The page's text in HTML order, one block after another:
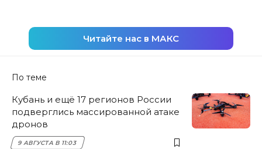
Читайте нас в МАКС
По теме
Кубань и ещё 17 регионов России
подверглись массированной атаке
дронов
9 АВГУСТА В 11:03